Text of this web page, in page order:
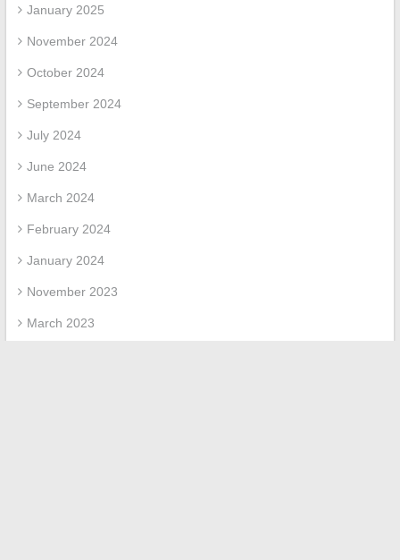
January 2025
November 2024
October 2024
September 2024
July 2024
June 2024
March 2024
February 2024
January 2024
November 2023
March 2023